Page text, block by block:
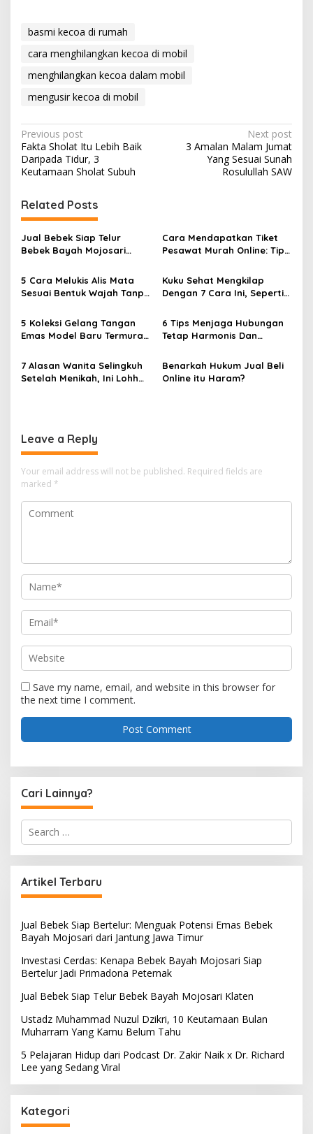
basmi kecoa di rumah
cara menghilangkan kecoa di mobil
menghilangkan kecoa dalam mobil
mengusir kecoa di mobil
P
o
s
t
n
a
v
i
g
t
o
Previous post
Fakta Sholat Itu Lebih Baik
Daripada Tidur, 3
Keutamaan Sholat Subuh
Next post
3 Amalan Malam Jumat
Yang Sesuai Sunah
Rosulullah SAW
Related Posts
Jual Bebek Siap Telur
Bebek Bayah Mojosari
Cara Mendapatkan Tiket
Pesawat Murah Online: Tips
5 Cara Melukis Alis Mata
Sesuai Bentuk Wajah Tanpa
Kuku Sehat Mengkilap
Dengan 7 Cara Ini, Seperti
5 Koleksi Gelang Tangan
Emas Model Baru Termurah
6 Tips Menjaga Hubungan
Tetap Harmonis Dan
7 Alasan Wanita Selingkuh
Setelah Menikah, Ini Lohh
Benarkah Hukum Jual Beli
Online itu Haram?
Leave a Reply
Your email address will not be published. Required fields are
marked *
Save my name, email, and website in this browser for
the next time I comment.
Cari Lainnya?
S
r
c
h
f
r
:
Artikel Terbaru
Jual Bebek Siap Bertelur: Menguak Potensi Emas Bebek
Bayah Mojosari dari Jantung Jawa Timur
Investasi Cerdas: Kenapa Bebek Bayah Mojosari Siap
Bertelur Jadi Primadona Peternak
Jual Bebek Siap Telur Bebek Bayah Mojosari Klaten
Ustadz Muhammad Nuzul Dzikri, 10 Keutamaan Bulan
Muharram Yang Kamu Belum Tahu
5 Pelajaran Hidup dari Podcast Dr. Zakir Naik x Dr. Richard
Lee yang Sedang Viral
Kategori